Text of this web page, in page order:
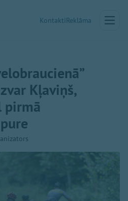
KontaktiReklāma
Kļaviņš,
pirmā